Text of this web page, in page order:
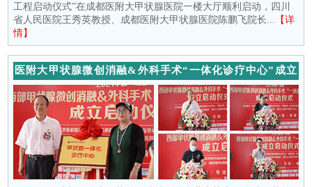
工程启动仪式”在成都医附大甲状腺医院一楼大厅顺利启动，四川
省人民医院王秀英教授、成都医附大甲状腺医院陈鹏飞院长...
【详
情】
医附大甲状腺微创消融&外科手术“一体化诊疗中心”成立